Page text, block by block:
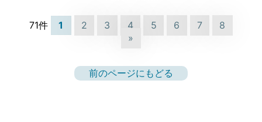
71件 1 2 3 4 5 6 7
8
»
前のページにもどる